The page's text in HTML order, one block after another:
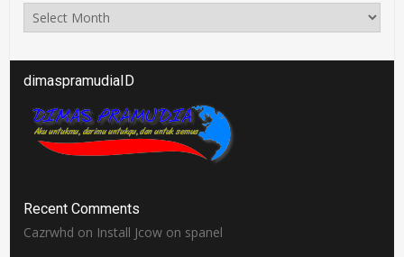
Arsip
dimaspramudiaID
Recent Comments
Cazrwhd on Install Jcow on spanel